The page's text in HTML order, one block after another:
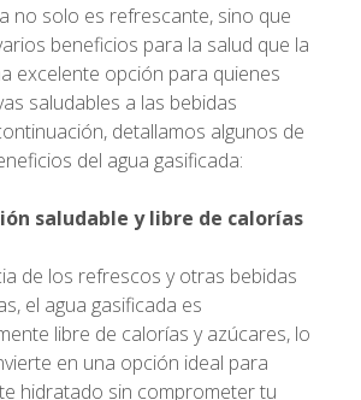
no solo es refrescante, sino que
beneficios para la salud que la
excelente opción para quienes
saludables a las bebidas
detallamos algunos de
del agua gasificada:
saludable y libre de calorías
de los refrescos y otras bebidas
el agua gasificada es
libre de calorías y azúcares, lo
en una opción ideal para
hidratado sin comprometer tu